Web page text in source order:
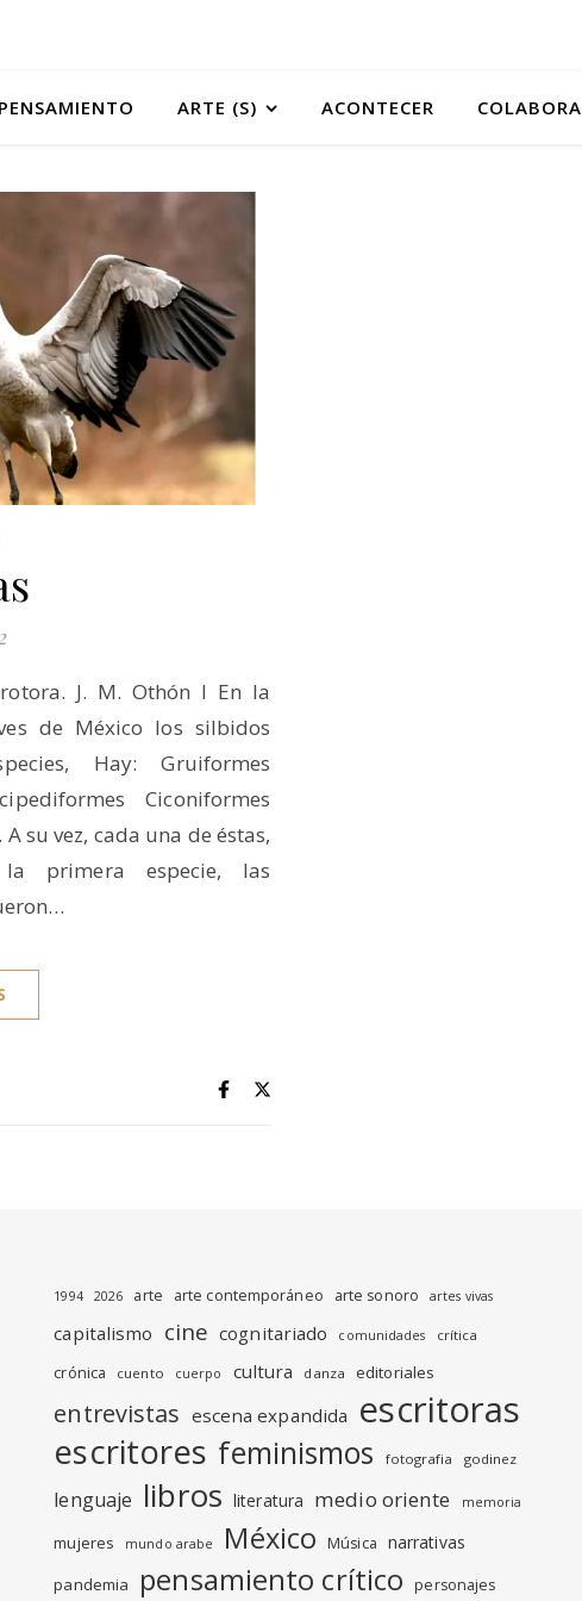
PENSAMIENTO ARTE (S) ACONTECER COLABORA
J. M. Othón I En la
de México los silbidos
Hay: Gruiformes
Ciconiformes
su vez, cada una de éstas,
primera especie, las
1994 2026 arte arte contemporáneo arte sonoro artes vivas
capitalismo cine cognitariado comunidades crítica
crónica cuento cuerpo cultura danza editoriales
entrevistas escena expandida escritoras
escritores feminismos fotografia godinez
lenguaje libros literatura medio oriente memoria
mujeres mundo arabe México Música narrativas
pandemia pensamiento crítico personajes